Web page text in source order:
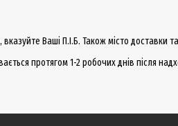
Ваші П.І.Б. Також місто доставки
протягом 1-2 робочих днів після